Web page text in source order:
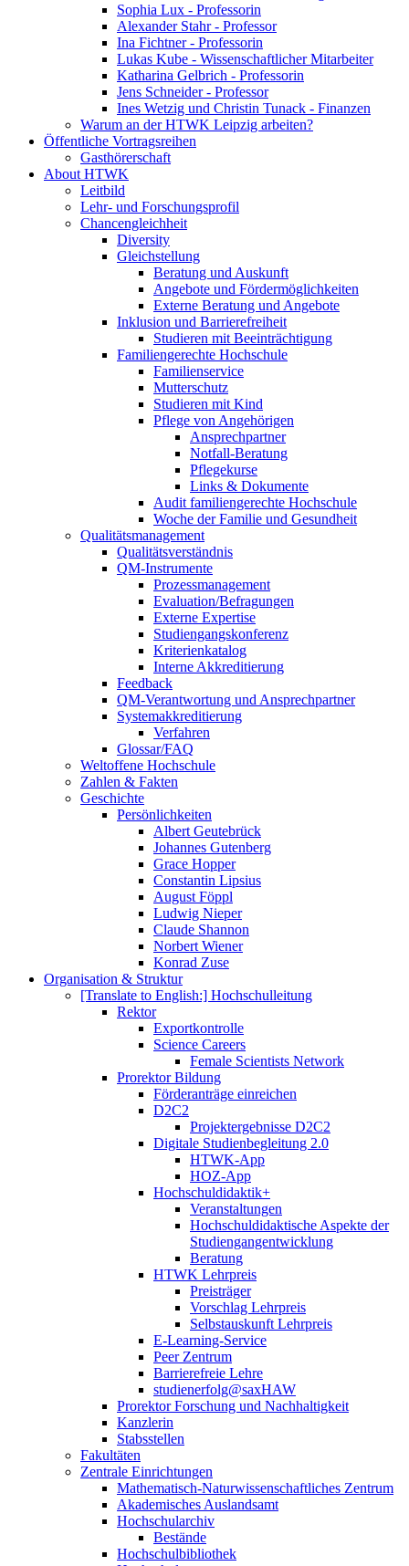
Sophia Lux - Professorin
Alexander Stahr - Professor
Ina Fichtner - Professorin
Lukas Kube - Wissenschaftlicher Mitarbeiter
Katharina Gelbrich - Professorin
Jens Schneider - Professor
Ines Wetzig und Christin Tunack - Finanzen
Warum an der HTWK Leipzig arbeiten?
Öffentliche Vortragsreihen
Gasthörerschaft
About HTWK
Leitbild
Lehr- und Forschungsprofil
Chancengleichheit
Diversity
Gleichstellung
Beratung und Auskunft
Angebote und Fördermöglichkeiten
Externe Beratung und Angebote
Inklusion und Barrierefreiheit
Studieren mit Beeinträchtigung
Familiengerechte Hochschule
Familienservice
Mutterschutz
Studieren mit Kind
Pflege von Angehörigen
Ansprechpartner
Notfall-Beratung
Pflegekurse
Links & Dokumente
Audit familiengerechte Hochschule
Woche der Familie und Gesundheit
Qualitätsmanagement
Qualitätsverständnis
QM-Instrumente
Prozessmanagement
Evaluation/Befragungen
Externe Expertise
Studiengangskonferenz
Kriterienkatalog
Interne Akkreditierung
Feedback
QM-Verantwortung und Ansprechpartner
Systemakkreditierung
Verfahren
Glossar/FAQ
Weltoffene Hochschule
Zahlen & Fakten
Geschichte
Persönlichkeiten
Albert Geutebrück
Johannes Gutenberg
Grace Hopper
Constantin Lipsius
August Föppl
Ludwig Nieper
Claude Shannon
Norbert Wiener
Konrad Zuse
Organisation & Struktur
[Translate to English:] Hochschulleitung
Rektor
Exportkontrolle
Science Careers
Female Scientists Network
Prorektor Bildung
Förderanträge einreichen
D2C2
Projektergebnisse D2C2
Digitale Studienbegleitung 2.0
HTWK-App
HOZ-App
Hochschuldidaktik+
Veranstaltungen
Hochschuldidaktische Aspekte der
Studiengangentwicklung
Beratung
HTWK Lehrpreis
Preisträger
Vorschlag Lehrpreis
Selbstauskunft Lehrpreis
E-Learning-Service
Peer Zentrum
Barrierefreie Lehre
studienerfolg@saxHAW
Prorektor Forschung und Nachhaltigkeit
Kanzlerin
Stabsstellen
Fakultäten
Zentrale Einrichtungen
Mathematisch-Naturwissenschaftliches Zentrum
Akademisches Auslandsamt
Hochschularchiv
Bestände
Hochschulbibliothek